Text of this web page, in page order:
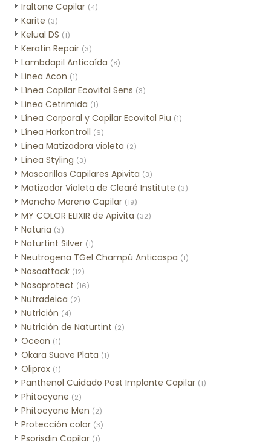
Iraltone Capilar (4)
Karite (3)
Kelual DS (1)
Keratin Repair (3)
Lambdapil Anticaída (8)
Linea Acon (1)
Línea Capilar Ecovital Sens (3)
Linea Cetrimida (1)
Línea Corporal y Capilar Ecovital Piu (1)
Línea Harkontroll (6)
Línea Matizadora violeta (2)
Línea Styling (3)
Mascarillas Capilares Apivita (3)
Matizador Violeta de Clearé Institute (3)
Moncho Moreno Capilar (19)
MY COLOR ELIXIR de Apivita (32)
Naturia (3)
Naturtint Silver (1)
Neutrogena TGel Champú Anticaspa (1)
Nosaattack (12)
Nosaprotect (16)
Nutradeica (2)
Nutrición (4)
Nutrición de Naturtint (2)
Ocean (1)
Okara Suave Plata (1)
Oliprox (1)
Panthenol Cuidado Post Implante Capilar (1)
Phitocyane (2)
Phitocyane Men (2)
Protección color (3)
Psorisdin Capilar (1)